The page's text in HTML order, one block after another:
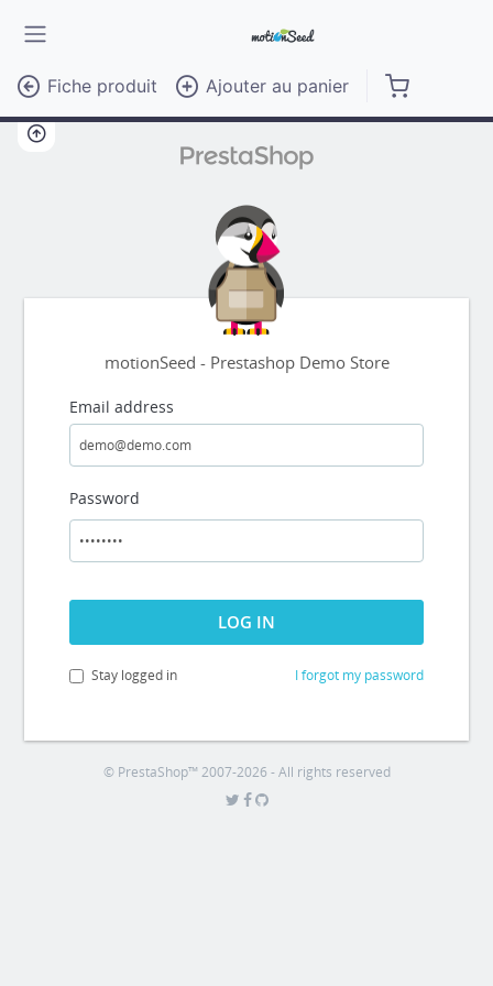
Fiche produit Ajouter au panier